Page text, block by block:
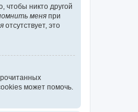
чтобы никто другой
меня при
отсутствует, это
может помочь.